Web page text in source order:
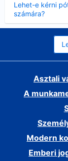
Lehet-e kérni
számára?
Asztali
A
Modern
Emberi